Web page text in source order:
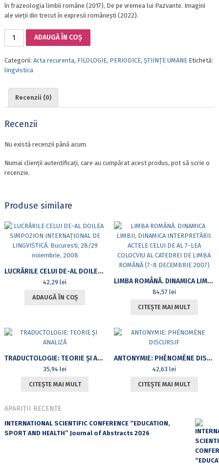
în frazeologia limbii române (2017), De pe vremea lui Pazvante. Imagini
ale vieții din trecut în expresii românești (2022).
DIACRONICĂ
ȘI
CELUI
AL
lea
INTERNAȚIONAL
AL
(București,
19
noiembrie
2022)
ADAUGĂ ÎN COȘ
Categorii: Acta recurenta, FILOLOGIE, PERIODICE, ȘTIINȚE UMANE Etichetă:
lingvistica
Recenzii (0)
Recenzii
Nu există recenzii până acum.
Numai clienții autentificați, care au cumpărat acest produs, pot să scrie o
recenzie.
Produse similare
LUCRĂRILE CELUI DE-AL DOILEA SIMPOZION INTERNAȚIONAL DE LINGVISTICĂ. BUCURESTI, 28/29 NOIEMBRIE, 2008
42,29lei
ADAUGĂ ÎN COȘ
LIMBA ROMÂNĂ. DINAMICA LIMBII, DINAMICA INTERPRETĂRII. ACTELE CELUI DE AL 7-LEA COLOCVIU AL CATEDREI DE LIMBA ROMÂNĂ (7-8 DECEMBRIE 2007)
84,57 lei
CITEȘTE MAI MULT
TRADUCTOLOGIE: TEORIE ȘI ANALIZĂ
35,94lei
CITEȘTE MAI MULT
ANTONYMIE: PHÉNOMÈNE DISCURSIF
42,63 lei
CITEȘTE MAI MULT
APARIȚII RECENTE
INTERNATIONAL SCIENTIFIC CONFERENCE “EDUCATION,
SPORT AND HEALTH” Journal of Abstracts 2026